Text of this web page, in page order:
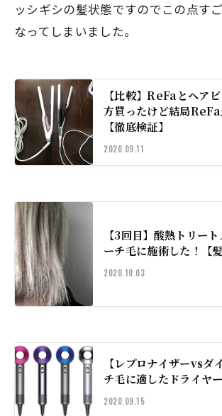
ッシギシの髪状態ですのでこの点す
なってしまいました。
【比較】ReFaとヘア
方買ったけど結局
【徹底検証】
2020.09.11
【3回目】酸熱トリー
ーチ毛に施術した！【
2020.10.03
【レプロナイザーvsダ
チ毛に適したドライヤ
2020.09.15